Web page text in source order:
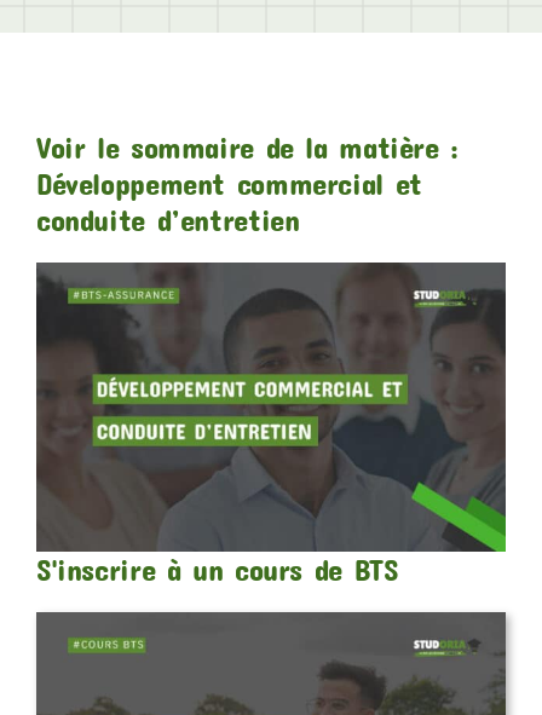
Voir le sommaire de la matière :
Développement commercial et
conduite d’entretien
S'inscrire à un cours de BTS